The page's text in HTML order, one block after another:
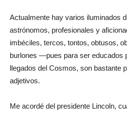
Actualmente hay varios iluminados
astrónomos, profesionales y
imbéciles, tercos, tontos, obtusos,
burlones —pues para ser educados
llegados del Cosmos, son bastante
adjetivos.
Me acordé del presidente Lincoln,